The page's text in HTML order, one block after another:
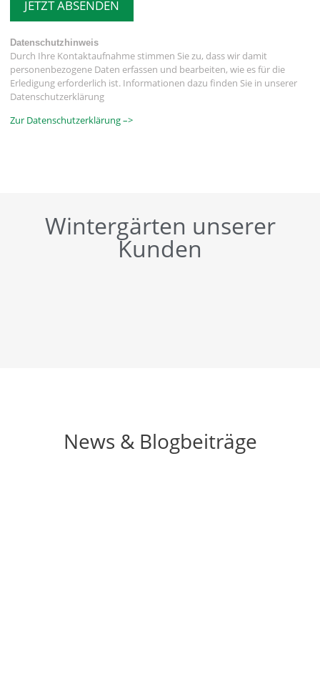
JETZT ABSENDEN
Datenschutzhinweis
Durch Ihre Kontaktaufnahme stimmen Sie zu, dass wir damit
personenbezogene Daten erfassen und bearbeiten, wie es für die
Erledigung erforderlich ist. Informationen dazu finden Sie in unserer
Datenschutzerklärung
Zur Datenschutzerklärung –>
Wintergärten unserer
Kunden
News & Blogbeiträge